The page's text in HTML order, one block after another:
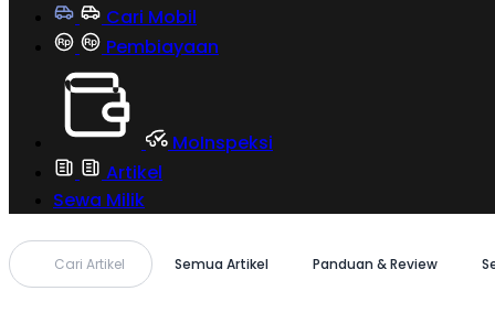
Cari Mobil
Pembiayaan
MoInspeksi
Artikel
Sewa Milik
Cari Artikel Semua Artikel Panduan & Review